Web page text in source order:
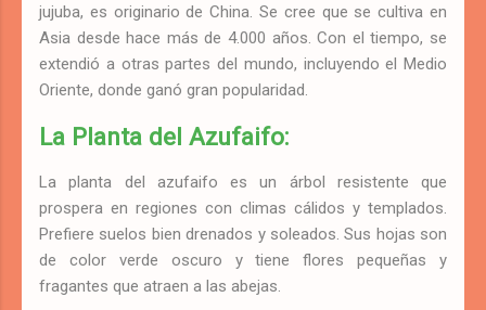
jujuba, es originario de China. Se cree que se cultiva en
Asia desde hace más de 4.000 años. Con el tiempo, se
extendió a otras partes del mundo, incluyendo el Medio
Oriente, donde ganó gran popularidad.
La Planta del Azufaifo:
La planta del azufaifo es un árbol resistente que
prospera en regiones con climas cálidos y templados.
Prefiere suelos bien drenados y soleados. Sus hojas son
de color verde oscuro y tiene flores pequeñas y
fragantes que atraen a las abejas.